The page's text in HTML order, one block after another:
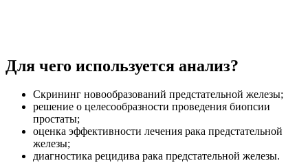
Для чего используется анализ?
Скрининг новообразований предстательной железы;
решение о целесообразности проведения биопсии
простаты;
оценка эффективности лечения рака предстательной
железы;
диагностика рецидива рака предстательной железы.